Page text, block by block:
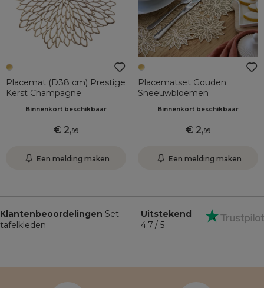
Placemat (D38 cm) Prestige
Kerst Champagne
Binnenkort beschikbaar
2,99
Een melding maken
Placematset Gouden
Sneeuwbloemen
Binnenkort beschikbaar
2,99
Een melding maken
Klantenbeoordelingen Set
tafelkleden
Uitstekend
4.7 / 5